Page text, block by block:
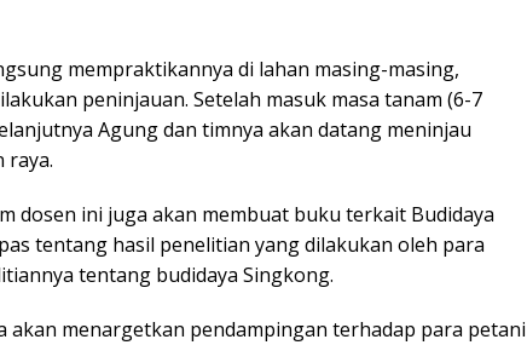
mempraktikannya di lahan masing-masing,
peninjauan. Setelah masuk masa tanam (6-7
Agung dan timnya akan datang meninjau
raya.
dosen ini juga akan membuat buku terkait Budidaya
tentang hasil penelitian yang dilakukan oleh para
tentang budidaya Singkong.
akan menargetkan pendampingan terhadap para petani